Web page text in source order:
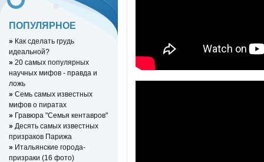
ПОПУЛЯРНОЕ
» Как сделать грудь
идеальной?
» 20 самых популярных
научных мифов - правда и
ложь
» Семь самых известных
мифов о пиратах
» Гравюра "Семья кентавров"
» Десять самых известных
призраков Парижа
» Итальянские города-
призраки (16 фото)